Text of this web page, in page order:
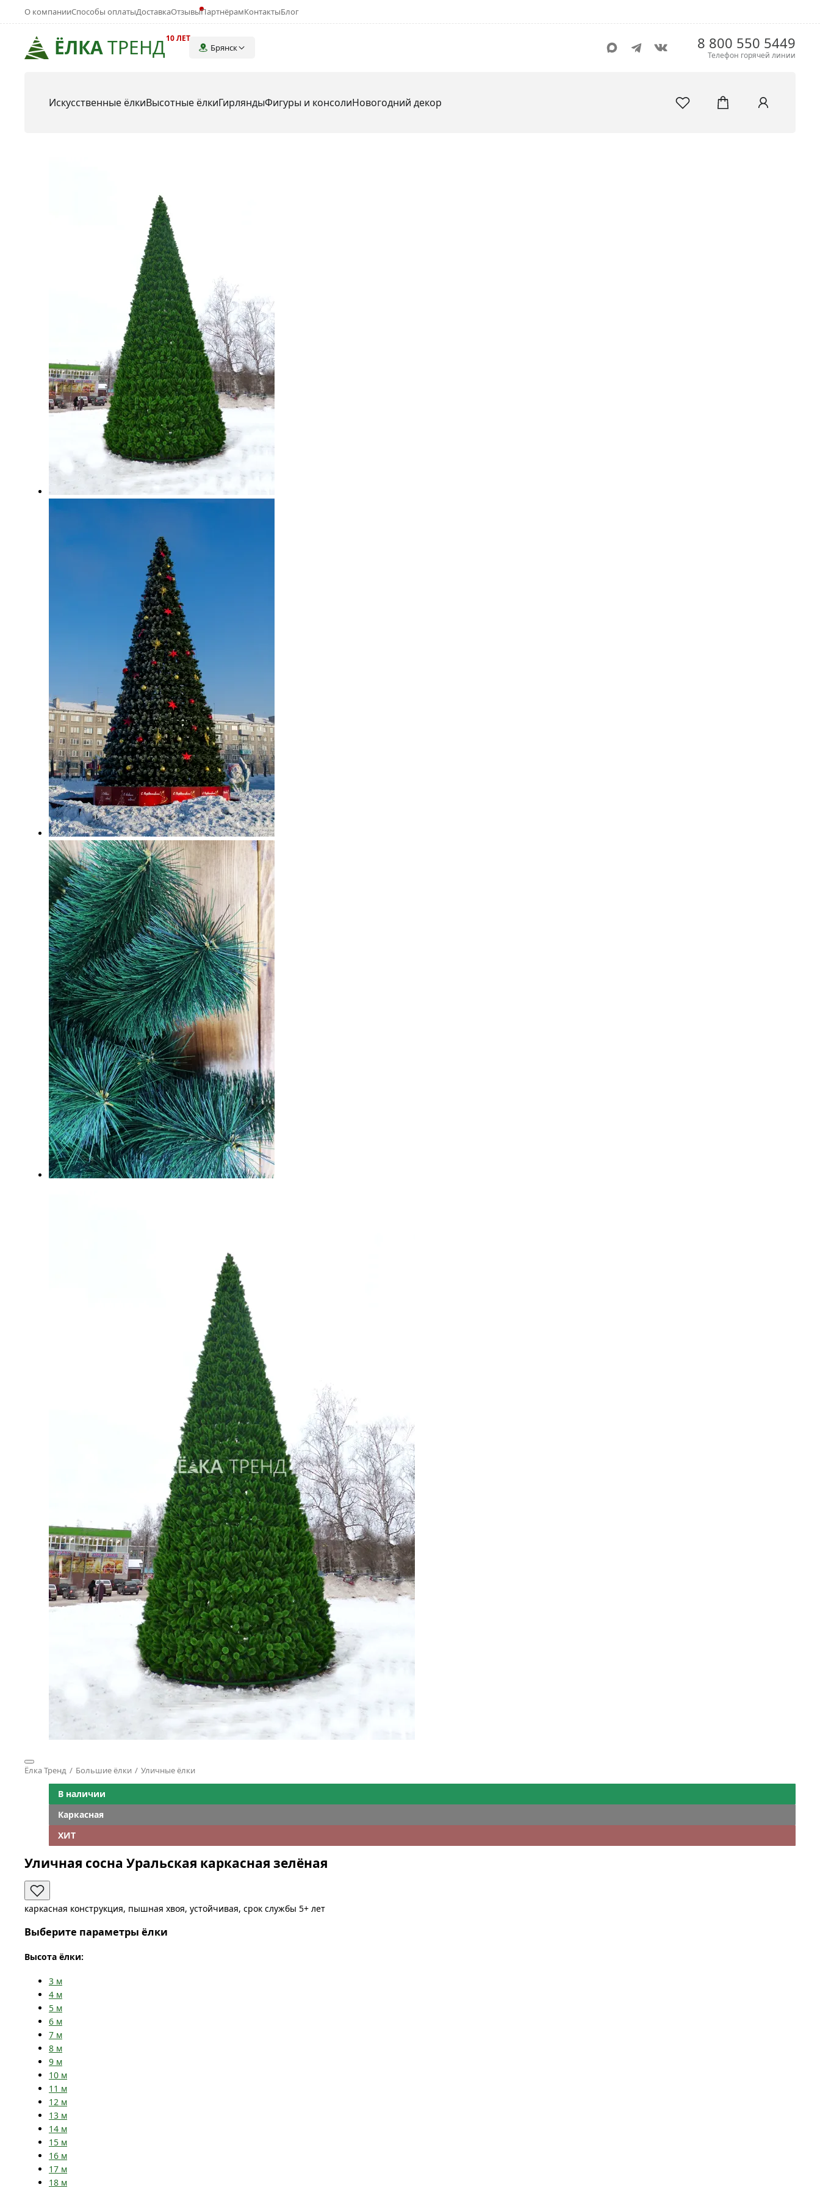
ЁЛКАТРЕНД10 ЛЕТ
Брянск
О компанииСпособы оплатыДоставкаОтзывыПартнёрамКонтактыБлог
8 800 550 5449
Телефон горячей линии
Искусственные ёлкиВысотные ёлкиГирляндыФигуры и консолиНовогодний декор
Ёлка Тренд Большие ёлки Уличные ёлки
В наличии
Каркасная
ХИТ
Уличная сосна Уральская каркасная зелёная
каркасная конструкция, пышная хвоя, устойчивая, срок службы 5+ лет
Выберите параметры ёлки
Высота ёлки:
3 м
4 м
5 м
6 м
7 м
8 м
9 м
10 м
11 м
12 м
13 м
14 м
15 м
16 м
17 м
18 м